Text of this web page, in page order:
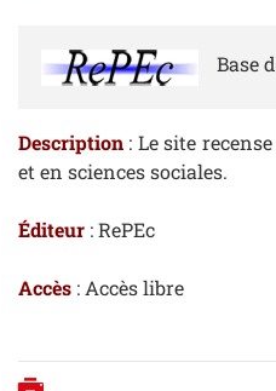
Base
Description : Le site
et en sciences sociales.
Éditeur : RePEc
Accès : Accès libre